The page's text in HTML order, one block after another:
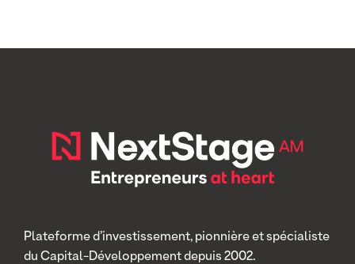
Plateforme d’investissement, pionnière et spécialiste
du Capital-Développement depuis 2002.